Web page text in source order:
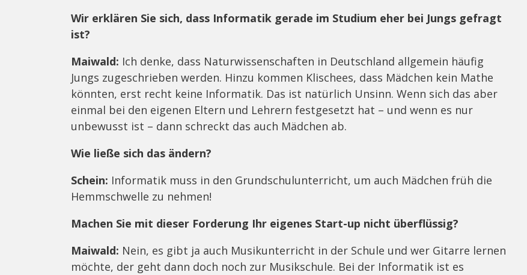
Wir erklären Sie sich, dass Informatik gerade im Studium eher bei Jungs gefragt
ist?
Maiwald: Ich denke, dass Naturwissenschaften in Deutschland allgemein häufig
Jungs zugeschrieben werden. Hinzu kommen Klischees, dass Mädchen kein Mathe
könnten, erst recht keine Informatik. Das ist natürlich Unsinn. Wenn sich das aber
einmal bei den eigenen Eltern und Lehrern festgesetzt hat – und wenn es nur
unbewusst ist – dann schreckt das auch Mädchen ab.
Wie ließe sich das ändern?
Schein: Informatik muss in den Grundschulunterricht, um auch Mädchen früh die
Hemmschwelle zu nehmen!
Machen Sie mit dieser Forderung Ihr eigenes Start-up nicht überflüssig?
Maiwald: Nein, es gibt ja auch Musikunterricht in der Schule und wer Gitarre lernen
möchte, der geht dann doch noch zur Musikschule. Bei der Informatik ist es